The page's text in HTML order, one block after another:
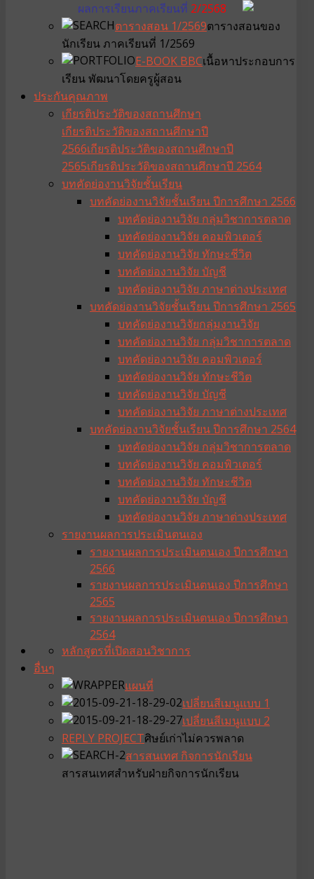
ผลการเรียนภาคเรียนที่ 2/2568
ตารางสอน 1/2569ตารางสอนของ
นักเรียน ภาคเรียนที่ 1/2569
E-BOOK BBCเนื้อหาประกอบการ
เรียน พัฒนาโดยครูผู้สอน
ประกันคุณภาพ
เกียรติประวัติของสถานศึกษา
เกียรติประวัติของสถานศึกษาปี
2566เกียรติประวัติของสถานศึกษาปี
2565เกียรติประวัติของสถานศึกษาปี 2564
บทคัดย่องานวิจัยชั้นเรียน
บทคัดย่องานวิจัยชั้นเรียน ปีการศึกษา 2566
บทคัดย่องานวิจัย กลุ่มวิชาการตลาด
บทคัดย่องานวิจัย คอมพิวเตอร์
บทคัดย่องานวิจัย ทักษะชีวิต
บทคัดย่องานวิจัย บัญชี
บทคัดย่องานวิจัย ภาษาต่างประเทศ
บทคัดย่องานวิจัยชั้นเรียน ปีการศึกษา 2565
บทคัดย่องานวิจัยกลุ่มงานวิจัย
บทคัดย่องานวิจัย กลุ่มวิชาการตลาด
บทคัดย่องานวิจัย คอมพิวเตอร์
บทคัดย่องานวิจัย ทักษะชีวิต
บทคัดย่องานวิจัย บัญชี
บทคัดย่องานวิจัย ภาษาต่างประเทศ
บทคัดย่องานวิจัยชั้นเรียน ปีการศึกษา 2564
บทคัดย่องานวิจัย กลุ่มวิชาการตลาด
บทคัดย่องานวิจัย คอมพิวเตอร์
บทคัดย่องานวิจัย ทักษะชีวิต
บทคัดย่องานวิจัย บัญชี
บทคัดย่องานวิจัย ภาษาต่างประเทศ
รายงานผลการประเมินตนเอง
รายงานผลการประเมินตนเอง ปีการศึกษา
2566
รายงานผลการประเมินตนเอง ปีการศึกษา
2565
รายงานผลการประเมินตนเอง ปีการศึกษา
2564
วิชาการ
หลักสูตรที่เปิดสอน
อื่นๆ
แผนที่
เปลี่ยนสีเมนูแบบ 1
เปลี่ยนสีเมนูแบบ 2
REPLY PROJECTศิษย์เก่าไม่ควรพลาด
สารสนเทศ กิจการนักเรียน
สารสนเทศสำหรับฝ่ายกิจการนักเรียน